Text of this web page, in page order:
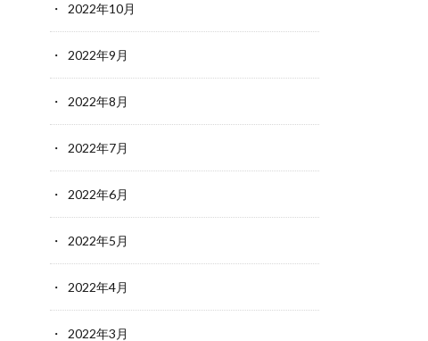
2022年10月
2022年9月
2022年8月
2022年7月
2022年6月
2022年5月
2022年4月
2022年3月